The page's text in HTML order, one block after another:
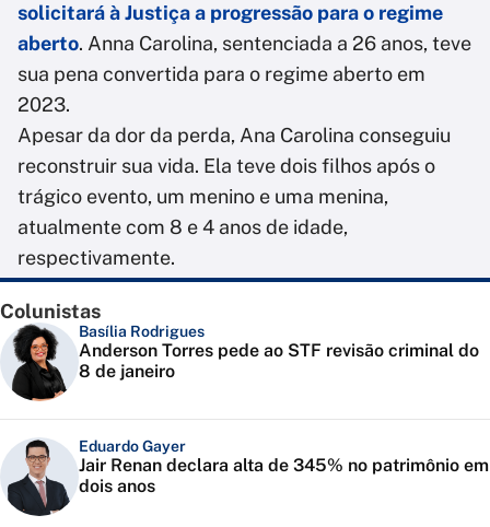
solicitará à Justiça a progressão para o regime
aberto. Anna Carolina, sentenciada a 26 anos, teve
sua pena convertida para o regime aberto em
2023.
Apesar da dor da perda, Ana Carolina conseguiu
reconstruir sua vida. Ela teve dois filhos após o
trágico evento, um menino e uma menina,
atualmente com 8 e 4 anos de idade,
respectivamente.
Colunistas
Basília Rodrigues
Anderson Torres pede ao STF revisão criminal do
8 de janeiro
Eduardo Gayer
Jair Renan declara alta de 345% no patrimônio em
dois anos